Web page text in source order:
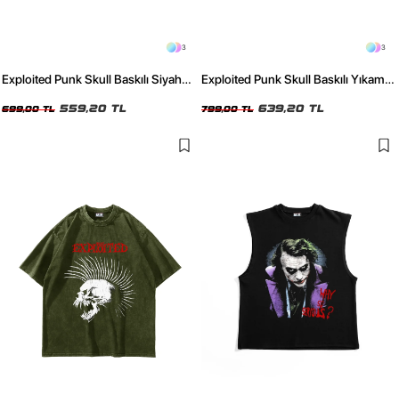
3
Exploited Punk Skull Baskılı Siyah
699,00 TL 559,20 TL
3
Exploited Punk Skull Baskılı Yıkamalı
799,00 TL 639,20 TL